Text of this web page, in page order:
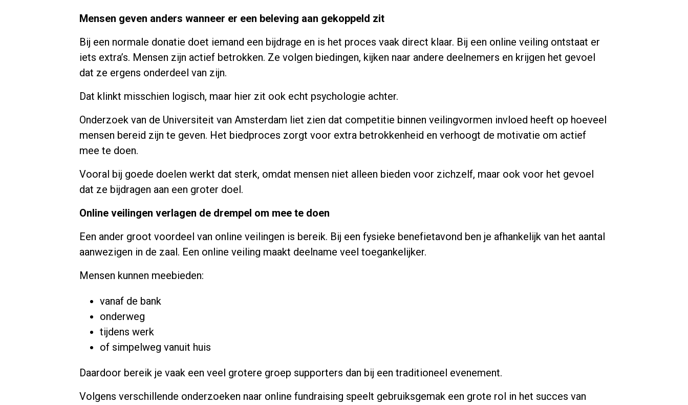
Mensen geven anders wanneer er een beleving aan gekoppeld zit
Bij een normale donatie doet iemand een bijdrage en is het proces vaak direct klaar. Bij een online veiling ontstaat er
iets extra’s. Mensen zijn actief betrokken. Ze volgen biedingen, kijken naar andere deelnemers en krijgen het gevoel
dat ze ergens onderdeel van zijn.
Dat klinkt misschien logisch, maar hier zit ook echt psychologie achter.
Onderzoek van de Universiteit van Amsterdam liet zien dat competitie binnen veilingvormen invloed heeft op hoeveel
mensen bereid zijn te geven. Het biedproces zorgt voor extra betrokkenheid en verhoogt de motivatie om actief
mee te doen.
Vooral bij goede doelen werkt dat sterk, omdat mensen niet alleen bieden voor zichzelf, maar ook voor het gevoel
dat ze bijdragen aan een groter doel.
Online veilingen verlagen de drempel om mee te doen
Een ander groot voordeel van online veilingen is bereik. Bij een fysieke benefietavond ben je afhankelijk van het aantal
aanwezigen in de zaal. Een online veiling maakt deelname veel toegankelijker.
Mensen kunnen meebieden:
vanaf de bank
onderweg
tijdens werk
of simpelweg vanuit huis
Daardoor bereik je vaak een veel grotere groep supporters dan bij een traditioneel evenement.
Volgens verschillende onderzoeken naar online fundraising speelt gebruiksgemak een grote rol in het succes van